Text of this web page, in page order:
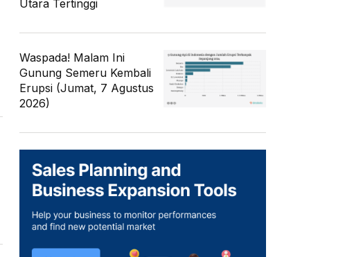
Utara Tertinggi
Waspada! Malam Ini
Gunung Semeru Kembali
Erupsi (Jumat, 7 Agustus
2026)